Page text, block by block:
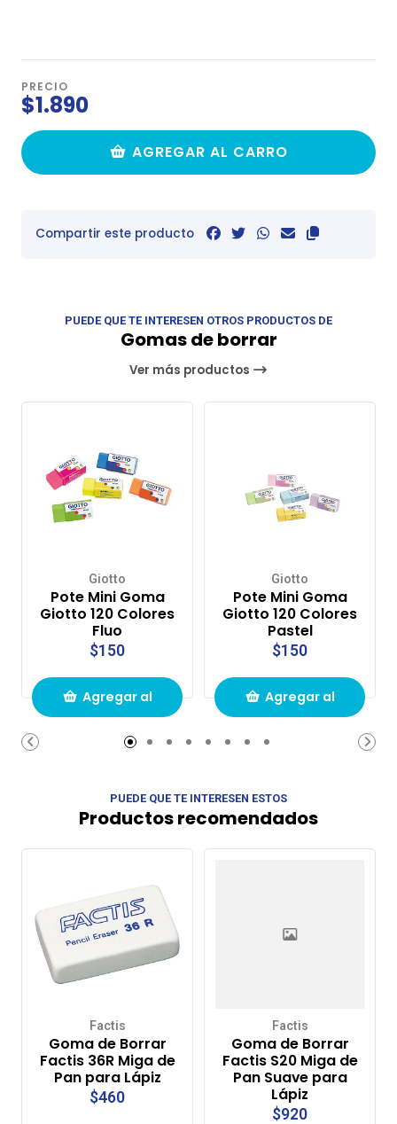
PRECIO
$1.890
AGREGAR AL CARRO
Compartir este producto
PUEDE QUE TE INTERESEN OTROS PRODUCTOS DE
Gomas de borrar
Ver más productos
Giotto
Pote Mini Goma
Giotto 120 Colores
Fluo
$150
Agregar al
carrito de
Giotto
Pote Mini Goma
Giotto 120 Colores
Pastel
$150
Agregar al
carrito de
PUEDE QUE TE INTERESEN ESTOS
Productos recomendados
Factis
Goma de Borrar
Factis 36R Miga de
Pan para Lápiz
$460
Factis
Goma de Borrar
Factis S20 Miga de
Pan Suave para
Lápiz
$920